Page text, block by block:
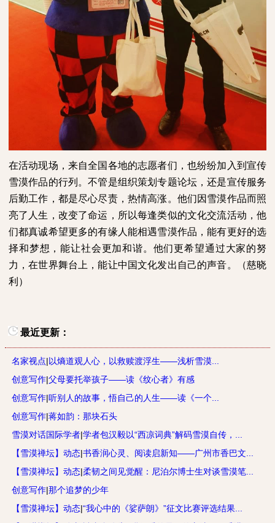
在活动现场，来自全国各地的志愿者们，也纷纷加入到宣传
雪漠作品的行列。不管是组织策划专题论坛，还是宣传服务
后勤工作，都是尽心尽责，热情高涨。他们因雪漠作品而照
亮了人生，改变了命运，所以每逢类似的文化交流活动，他
们都真诚希望更多的有缘人能相遇雪漠作品，能有更好的选
择和梦想，能让社会更加和谐。他们更希望通过大家的努
力，在世界舞台上，能让中国文化发出自己的声音。（慈晓
利）
最近更新：
名家视点|以熵道观人心，以救赎渡浮生——浅析雪漠...
创意写作|父母要托举孩子——读《纹心者》有感
创意写作|听别人的故事，悟自己的人生——读《一个...
创意写作|蒋如韵：那块石头
雪漠对话国际学者|学者包汉毅以“西凉词典”解码雪漠自传，...
【雪漠禅坛】动态|书香润心灵、阅读启新知——广州市香巴文...
【雪漠禅坛】动态|柔韧之间见觉醒：尼泊尔博士生对谈雪漠笔...
创意写作|那个追梦的少年
【雪漠禅坛】动态|“我心中的《娑萨朗》”征文比赛评选结果...